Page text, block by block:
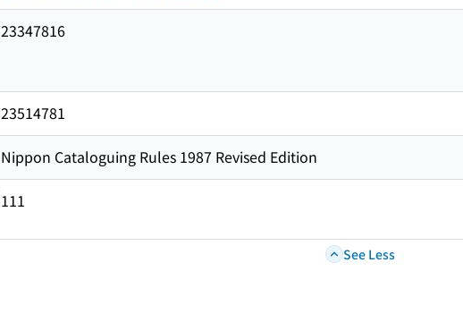
23347816
23514781
Nippon Cataloguing Rules 1987 Revised Edition
111
See Less